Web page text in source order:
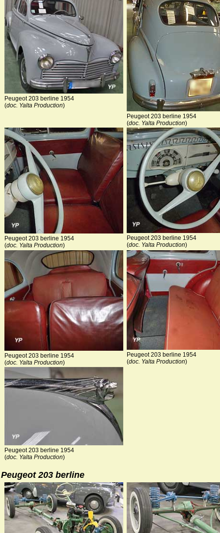
Peugeot 203 berline 1954
(doc. Yalta Production)
Peugeot 203 berline 1954
(doc. Yalta Production)
Peugeot 203 berline 1954
(doc. Yalta Production)
Peugeot 203 berline 1954
(doc. Yalta Production)
Peugeot 203 berline 1954
(doc. Yalta Production)
Peugeot 203 berline 1954
(doc. Yalta Production)
Peugeot 203 berline 1954
(doc. Yalta Production)
Peugeot 203 berline